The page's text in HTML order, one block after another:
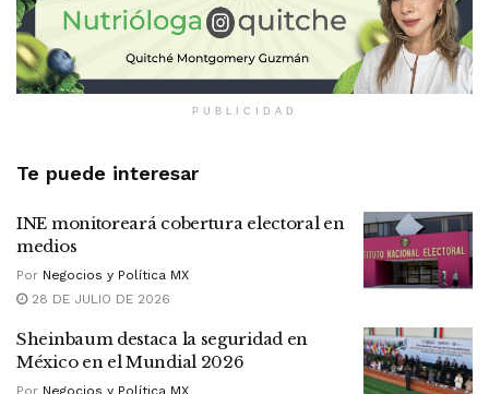
PUBLICIDAD
Te puede interesar
INE monitoreará cobertura electoral en
medios
Por Negocios y Política MX
28 DE JULIO DE 2026
Sheinbaum destaca la seguridad en
México en el Mundial 2026
Por Negocios y Política MX